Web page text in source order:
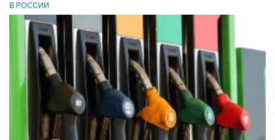
В РОССИИ